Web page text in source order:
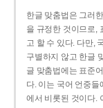
한글 맞춤법은 그러
을 규정한 것이므로,
고 할 수 있다. 다만,
구별하지 않고 한글
글 맞춤법에는 표준
다. 이는 국어 언중들
에서 비롯된 것이다.